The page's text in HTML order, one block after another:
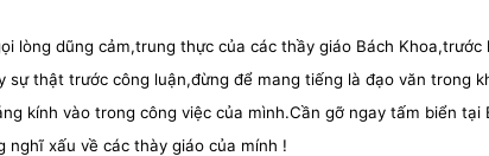
lòng dũng cảm,trung thực của các thầy giáo Bách
sự thật trước công luận,đừng để mang tiếng là đạo văn trong
kính vào trong công việc của mình.Cần gỡ ngay tấm biển tại
nghĩ xấu về các thày giáo của mính !